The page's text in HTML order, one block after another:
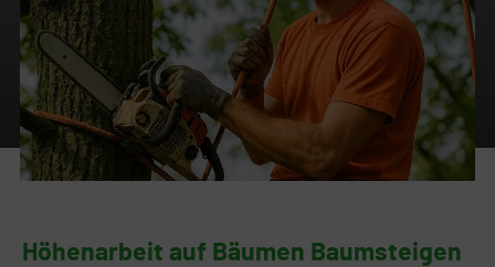
Höhenarbeit auf Bäumen Baumsteigen